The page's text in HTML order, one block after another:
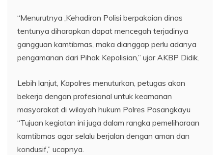
“Menurutnya ,Kehadiran Polisi berpakaian dinas
tentunya diharapkan dapat mencegah terjadinya
gangguan kamtibmas, maka dianggap perlu adanya
pengamanan dari Pihak Kepolisian,” ujar AKBP Didik.
Lebih lanjut, Kapolres menuturkan, petugas akan
bekerja dengan profesional untuk keamanan
masyarakat di wilayah hukum Polres Pasangkayu
“Tujuan kegiatan ini juga dalam rangka pemeliharaan
kamtibmas agar selalu berjalan dengan aman dan
kondusif,” ucapnya.